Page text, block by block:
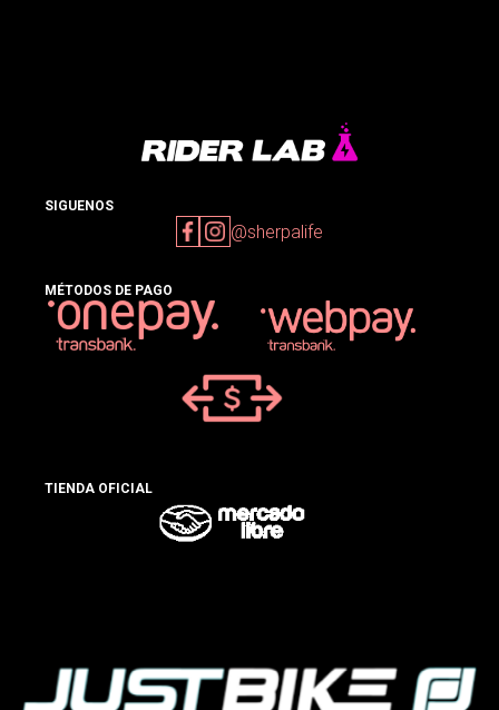
SIGUENOS
@sherpalife
MÉTODOS DE PAGO
TIENDA OFICIAL